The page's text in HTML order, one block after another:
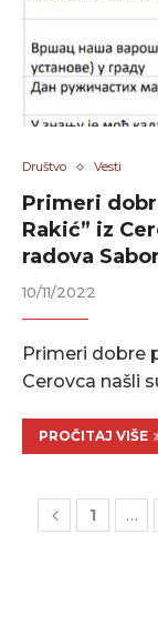
Društvo Vesti
Primeri
Rakić” iz
radova
10/11/2022
Primeri dobre
Cerovca našli
PROČITAJ VIŠE
1 …